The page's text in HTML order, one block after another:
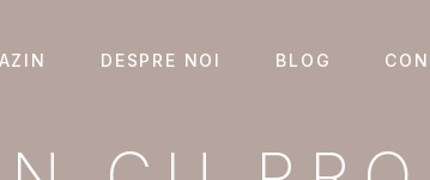
DESPRE NOI BLOG